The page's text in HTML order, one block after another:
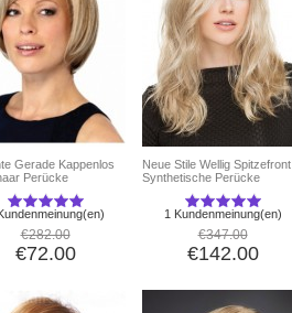
Gerade Kappenlos
Perücke
€282.00
€72.00
Neue Stile Wellig Spitzefront
Synthetische Perücke
1 Kundenmeinung(en)
€347.00
€142.00